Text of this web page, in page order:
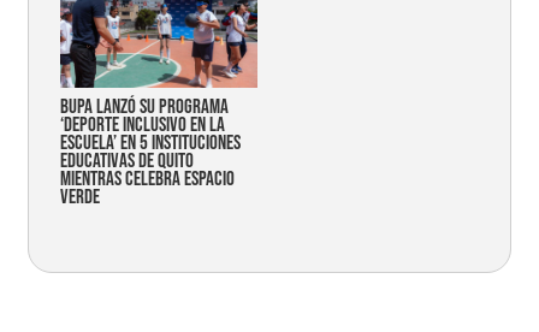
Bupa lanzó su programa
‘Deporte Inclusivo en la
Escuela’ en 5 instituciones
educativas de Quito
mientras celebra espacio
verde